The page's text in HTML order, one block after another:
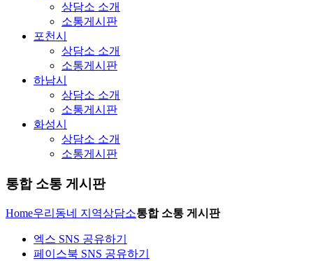
상담소 소개
소통게시판
포천시
상담소 소개
소통게시판
하남시
상담소 소개
소통게시판
화성시
상담소 소개
소통게시판
통합 소통 게시판
Home우리동네 지역상담소통합 소통 게시판
엑스 SNS 공유하기
페이스북 SNS 공유하기